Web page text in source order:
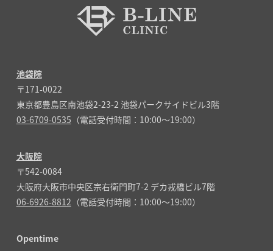
池袋院
〒171-0022
東京都豊島区南池袋2-23-2 池袋パークサイドビル3階
03-6709-0535 （電話受付時間：10:00～19:00）
大阪院
〒542-0084
大阪府大阪市中央区宗右衛門町7-2 デカ戎橋ビル7階
06-6926-8812 （電話受付時間：10:00～19:00）
Opentime